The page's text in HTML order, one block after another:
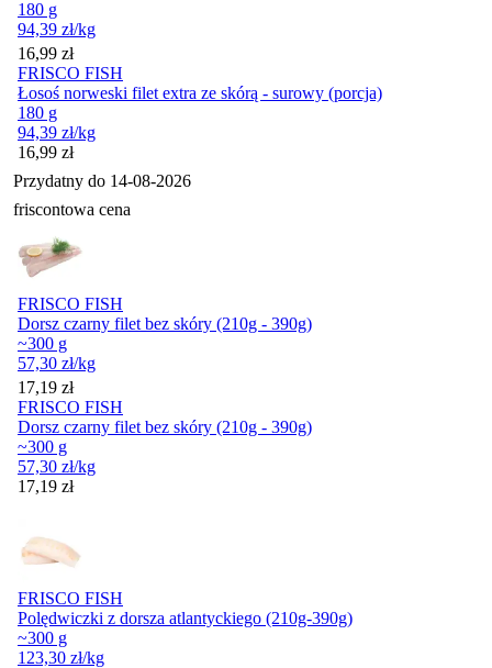
180 g
94,39 zł/kg
Cena
16,99 zł
FRISCO FISH
Łosoś norweski filet extra ze skórą - surowy (porcja)
180 g
94,39 zł/kg
Cena
16,99 zł
Przydatny do 14-08-2026
friscontowa cena
FRISCO FISH
Dorsz czarny filet bez skóry (210g - 390g)
~300 g
57,30 zł/kg
Cena
17,19 zł
FRISCO FISH
Dorsz czarny filet bez skóry (210g - 390g)
~300 g
57,30 zł/kg
Cena
17,19 zł
FRISCO FISH
Polędwiczki z dorsza atlantyckiego (210g-390g)
~300 g
123,30 zł/kg